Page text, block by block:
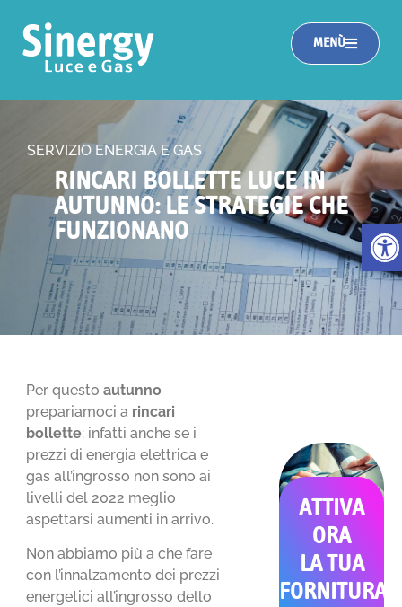
Apri
MENÙ
SERVIZIO ENERGIA E GAS
RINCARI BOLLETTE LUCE IN
AUTUNNO: LE STRATEGIE CHE
FUNZIONANO
Per questoautunno
prepariamoci a rincari
bollette: infatti anche se i
prezzi di energia elettrica e
gas all’ingrosso non sono ai
livelli del 2022 meglio
aspettarsi aumenti in arrivo.
Non abbiamo più a che fare
con l’innalzamento dei prezzi
energetici all’ingrosso dello
ATTIVA
ORA
LA TUA
FORNITURA